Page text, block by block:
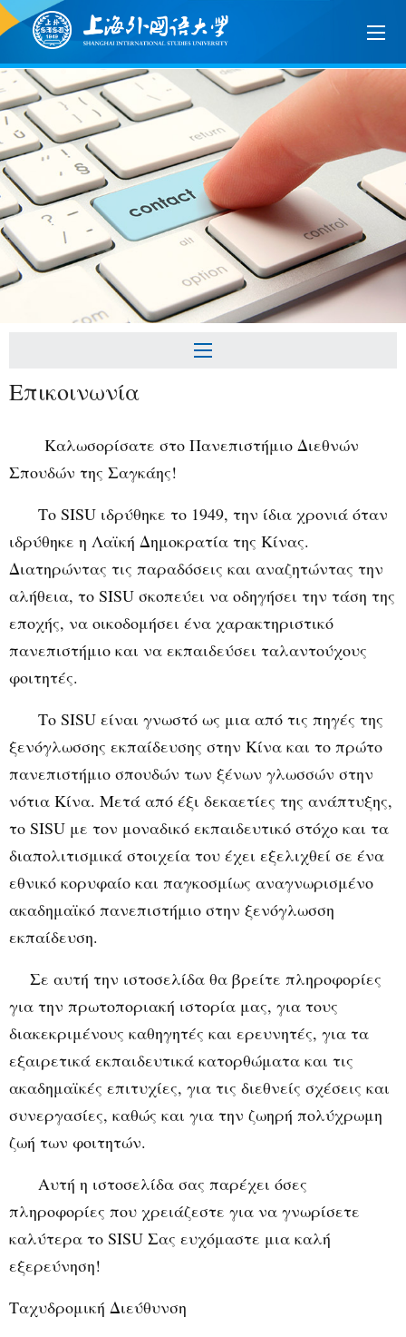
Επικοινωνία
Καλωσορίσατε στο Πανεπιστήμιο Διεθνών
Σπουδών της Σαγκάης!
Το SISU ιδρύθηκε το 1949, την ίδια χρονιά όταν
ιδρύθηκε η Λαϊκή Δημοκρατία της Κίνας.
Διατηρώντας τις παραδόσεις και αναζητώντας την
αλήθεια, το SISU σκοπεύει να οδηγήσει την τάση της
εποχής, να οικοδομήσει ένα χαρακτηριστικό
πανεπιστήμιο και να εκπαιδεύσει ταλαντούχους
φοιτητές.
Το SISU είναι γνωστό ως μια από τις πηγές της
ξενόγλωσσης εκπαίδευσης στην Κίνα και το πρώτο
πανεπιστήμιο σπουδών των ξένων γλωσσών στην
νότια Κίνα. Μετά από έξι δεκαετίες της ανάπτυξης,
το SISU με τον μοναδικό εκπαιδευτικό στόχο και τα
διαπολιτισμικά στοιχεία του έχει εξελιχθεί σε ένα
εθνικό κορυφαίο και παγκοσμίως αναγνωρισμένο
ακαδημαϊκό πανεπιστήμιο στην ξενόγλωσση
εκπαίδευση.
Σε αυτή την ιστοσελίδα θα βρείτε πληροφορίες
για την πρωτοποριακή ιστορία μας, για τους
διακεκριμένους καθηγητές και ερευνητές, για τα
εξαιρετικά εκπαιδευτικά κατορθώματα και τις
ακαδημαϊκές επιτυχίες, για τις διεθνείς σχέσεις και
συνεργασίες, καθώς και για την ζωηρή πολύχρωμη
ζωή των φοιτητών.
Αυτή η ιστοσελίδα σας παρέχει όσες
πληροφορίες που χρειάζεστε για να γνωρίσετε
καλύτερα το SISU Σας ευχόμαστε μια καλή
εξερεύνηση!
Ταχυδρομική Διεύθυνση